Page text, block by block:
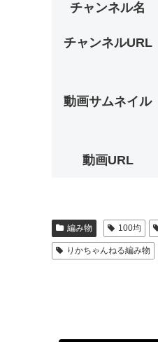
チャンネル名
チャンネルURL
動画サムネイル
動画URL
編み物 100均
りかちゃんねる編み物